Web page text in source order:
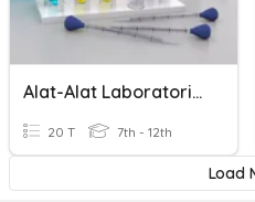
Alat-Alat Laboratorium Kimia
20 T 7th - 12th
Load